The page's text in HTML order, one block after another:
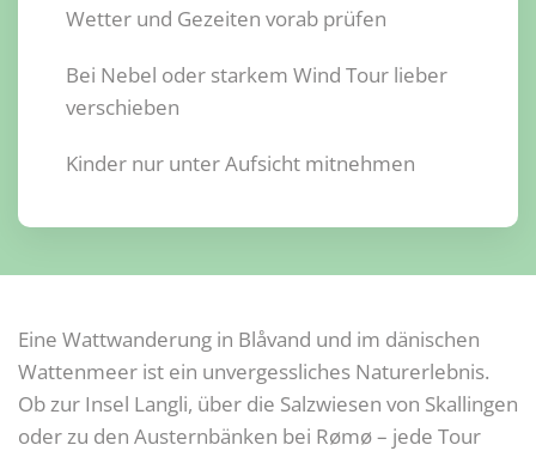
Wetter und Gezeiten vorab prüfen
Bei Nebel oder starkem Wind Tour lieber
verschieben
Kinder nur unter Aufsicht mitnehmen
Eine Wattwanderung in Blåvand und im dänischen
Wattenmeer ist ein unvergessliches Naturerlebnis.
Ob zur Insel Langli, über die Salzwiesen von Skallingen
oder zu den Austernbänken bei Rømø – jede Tour